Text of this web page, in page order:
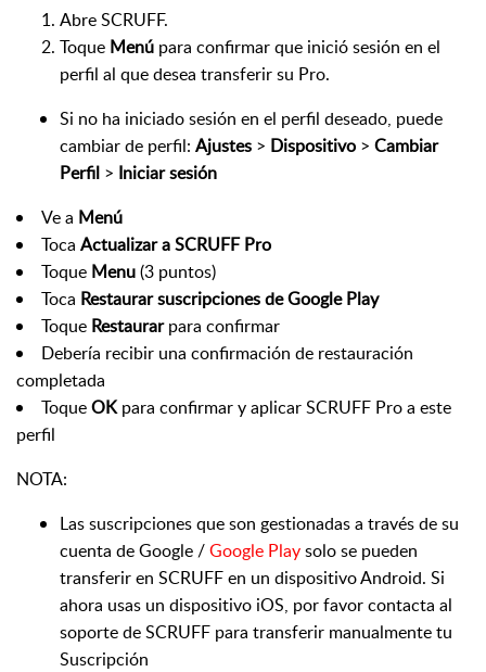
Abre SCRUFF.
Toque Menú para confirmar que inició sesión en el
perfil al que desea transferir su Pro.
Si no ha iniciado sesión en el perfil deseado, puede
cambiar de perfil: Ajustes > Dispositivo > Cambiar
Perfil > Iniciar sesión
Ve a Menú
Toca Actualizar a SCRUFF Pro
Toque Menu(3 puntos)
Toca Restaurar suscripciones de Google Play
Toque Restaurarpara confirmar
Debería recibir una confirmación de restauración
completada
ToqueOKpara confirmar y aplicar SCRUFF Pro a este
perfil
NOTA:
Las suscripciones que son gestionadas a través de su
cuenta de Google /Google Playsolo se pueden
transferir en SCRUFF en un dispositivo Android. Si
ahora usas un dispositivo iOS, por favor contacta al
soporte de SCRUFF para transferir manualmente tu
Suscripción